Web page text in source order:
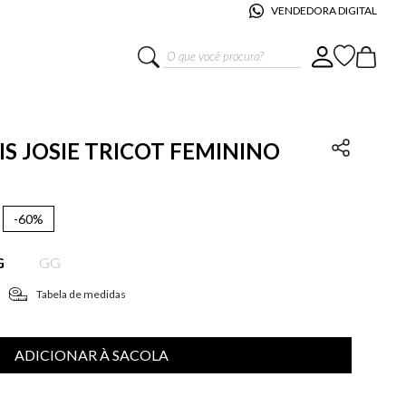
VENDEDORA DIGITAL
O que você procura?
JOSIE TRICOT FEMININO
-60%
GG
Tabela de medidas
ADICIONAR À SACOLA